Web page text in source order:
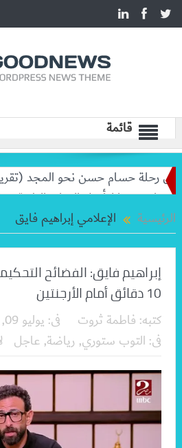
قائمة
حسام حسن نحو المجد (تقرير)
لتأهيل الكوادر الطبية ونقل
الرئيسية
الإعلامي إبراهيم فايق
إبراهيم فايق: الفضائح
10 دقائق أمام الأرجنتين
كتبه: فاطمة ثروت فى: يوليو 09, 2026
فى: التوب ستوري, رياضة, عاجل